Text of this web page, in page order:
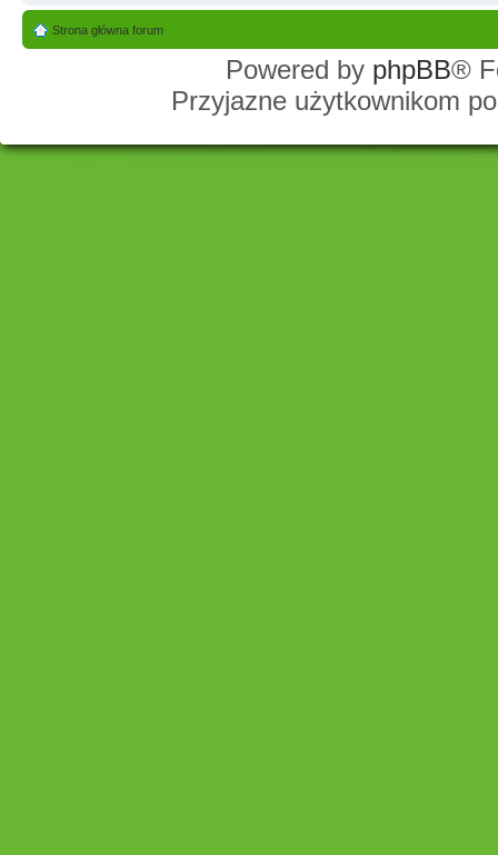
Strona główna forum
Powered by phpBB®
Przyjazne użytkownikom